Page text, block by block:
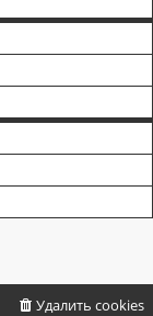
Удалить cookies